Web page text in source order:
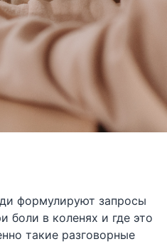
формулируют запросы
боли в коленях и где это
такие разговорные